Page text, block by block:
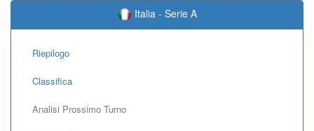
Italia - Serie A
Riepilogo
Classifica
Analisi Prossimo Turno